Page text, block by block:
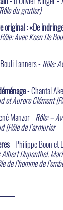
du grutier)
original : «De
Rôle: Avec Koen De
Lanners - Rôle:
- Chantal
et Aurore Clément
Manzor - Rôle: –
(Rôle de l’armurier
- Philippe Boon et
Albert Duponthel,
de l’homme de